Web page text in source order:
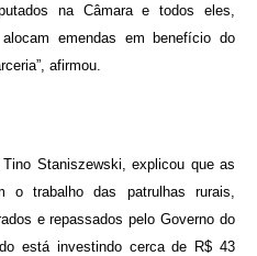
na Câmara e todos eles,
emendas em benefício do
afirmou.
Staniszewski, explicou que as
o trabalho das patrulhas rurais,
e repassados pelo Governo do
está investindo cerca de R$ 43